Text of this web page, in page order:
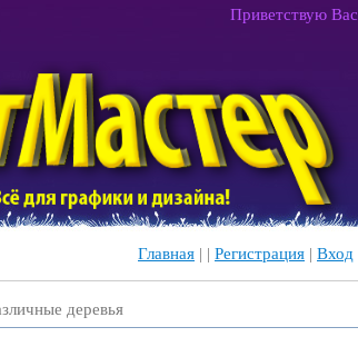
Приветствую Вас
Главная | | Регистрация | Вход
деревья